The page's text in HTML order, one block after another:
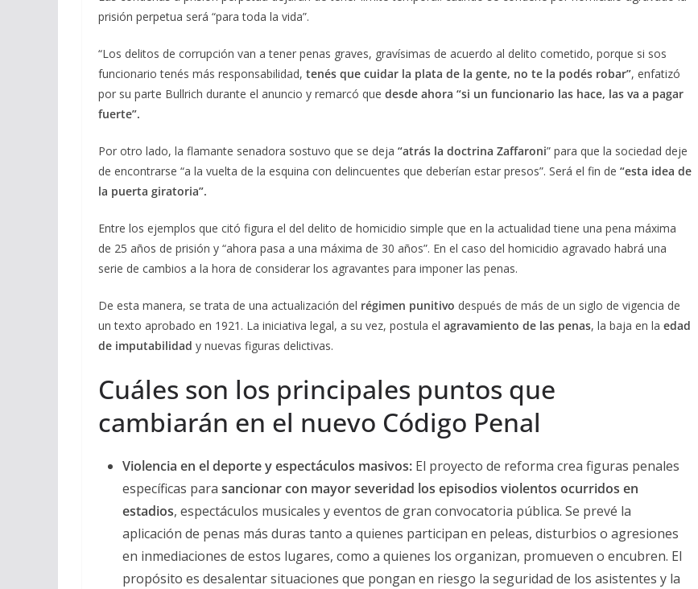
prisión perpetua será “para toda la vida”.
“Los delitos de corrupción van a tener penas graves, gravísimas de acuerdo al delito cometido, porque si sos
funcionario tenés más responsabilidad, tenés que cuidar la plata de la gente, no te la podés robar”, enfatizó
por su parte Bullrich durante el anuncio y remarcó que desde ahora “si un funcionario las hace, las va a pagar
fuerte”.
Por otro lado, la flamante senadora sostuvo que se deja “atrás la doctrina Zaffaroni” para que la sociedad deje
de encontrarse “a la vuelta de la esquina con delincuentes que deberían estar presos”. Será el fin de “esta idea de
la puerta giratoria”.
Entre los ejemplos que citó figura el del delito de homicidio simple que en la actualidad tiene una pena máxima
de 25 años de prisión y “ahora pasa a una máxima de 30 años”. En el caso del homicidio agravado habrá una
serie de cambios a la hora de considerar los agravantes para imponer las penas.
De esta manera, se trata de una actualización del régimen punitivo después de más de un siglo de vigencia de
un texto aprobado en 1921. La iniciativa legal, a su vez, postula el agravamiento de las penas, la baja en la edad
de imputabilidad y nuevas figuras delictivas.
Cuáles son los principales puntos que
cambiarán en el nuevo Código Penal
Violencia en el deporte y espectáculos masivos: El proyecto de reforma crea figuras penales
específicas para sancionar con mayor severidad los episodios violentos ocurridos en
estadios, espectáculos musicales y eventos de gran convocatoria pública. Se prevé la
aplicación de penas más duras tanto a quienes participan en peleas, disturbios o agresiones
en inmediaciones de estos lugares, como a quienes los organizan, promueven o encubren. El
propósito es desalentar situaciones que pongan en riesgo la seguridad de los asistentes y la